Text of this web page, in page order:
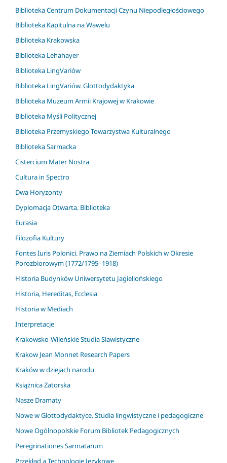
Biblioteka Centrum Dokumentacji Czynu Niepodległościowego
Biblioteka Kapitulna na Wawelu
Biblioteka Krakowska
Biblioteka Lehahayer
Biblioteka LingVariów
Biblioteka LingVariów. Glottodydaktyka
Biblioteka Muzeum Armii Krajowej w Krakowie
Biblioteka Myśli Politycznej
Biblioteka Przemyskiego Towarzystwa Kulturalnego
Biblioteka Sarmacka
Cistercium Mater Nostra
Cultura in Spectro
Dwa Horyzonty
Dyplomacja Otwarta. Biblioteka
Eurasia
Filozofia Kultury
Fontes Iuris Polonici. Prawo na Ziemiach Polskich w Okresie
Porozbiorowym (1772/1795–1918)
Historia Budynków Uniwersytetu Jagiellońskiego
Historia, Hereditas, Ecclesia
Historia w Mediach
Interpretacje
Krakowsko-Wileńskie Studia Slawistyczne
Krakow Jean Monnet Research Papers
Kraków w dziejach narodu
Książnica Zatorska
Nasze Dramaty
Nowe w Glottodydaktyce. Studia lingwistyczne i pedagogiczne
Nowe Ogólnopolskie Forum Bibliotek Pedagogicznych
Peregrinationes Sarmatarum
Przekład a Technologie Językowe